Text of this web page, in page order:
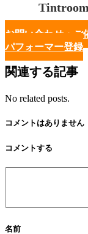
お問い合わせ・ご
パフォーマー登録
関連する記事
No related posts.
コメントはありません
コメントする
名前